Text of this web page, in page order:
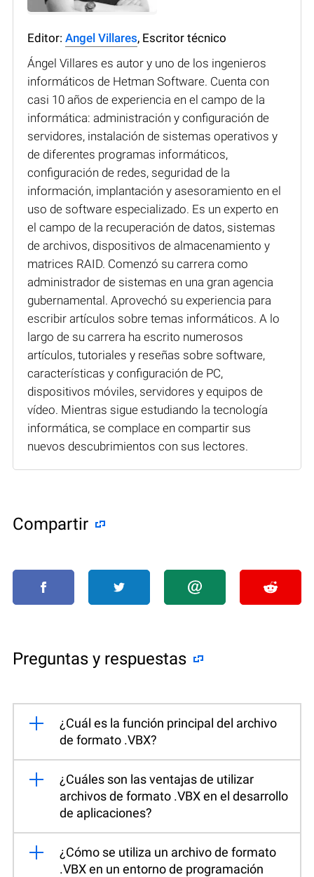
Editor: Angel Villares, Escritor técnico
Ángel Villares es autor y uno de los ingenieros
informáticos de Hetman Software. Cuenta con
casi 10 años de experiencia en el campo de la
informática: administración y configuración de
servidores, instalación de sistemas operativos y
de diferentes programas informáticos,
configuración de redes, seguridad de la
información, implantación y asesoramiento en el
uso de software especializado. Es un experto en
el campo de la recuperación de datos, sistemas
de archivos, dispositivos de almacenamiento y
matrices RAID. Comenzó su carrera como
administrador de sistemas en una gran agencia
gubernamental. Aprovechó su experiencia para
escribir artículos sobre temas informáticos. A lo
largo de su carrera ha escrito numerosos
artículos, tutoriales y reseñas sobre software,
características y configuración de PC,
dispositivos móviles, servidores y equipos de
vídeo. Mientras sigue estudiando la tecnología
informática, se complace en compartir sus
nuevos descubrimientos con sus lectores.
Compartir
Preguntas y respuestas
¿Cuál es la función principal del archivo
de formato .VBX?
¿Cuáles son las ventajas de utilizar
archivos de formato .VBX en el desarrollo
de aplicaciones?
¿Cómo se utiliza un archivo de formato
.VBX en un entorno de programación